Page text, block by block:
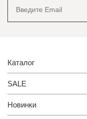
Каталог
SALE
Новинки